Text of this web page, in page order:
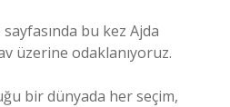
bu kez Ajda
üzerine odaklanıyoruz.
bir dünyada her seçim,